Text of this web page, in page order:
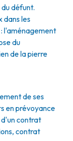
défunt.
dans les
l'aménagement
du
de la pierre
de ses
en prévoyance
d'un contrat
contrat